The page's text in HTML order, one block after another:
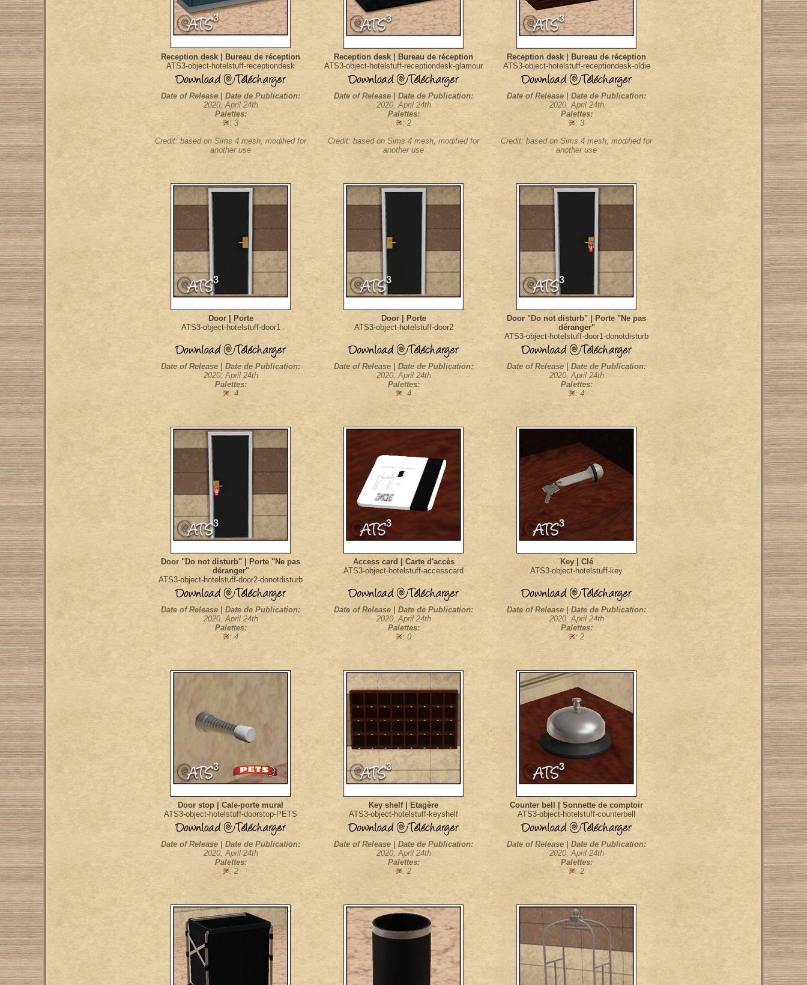
Reception desk | Bureau de réception
ATS3-object-hotelstuff-receptiondesk
Reception desk | Bureau de réception
ATS3-object-hotelstuff-receptiondesk-glamour
Reception desk | Bureau de réception
ATS3-object-hotelstuff-receptiondesk-oldie
Date of Release | Date de Publication:
2020, April 24th
Palettes:
: 3
Credit: based on Sims 4 mesh, modified for
another use
Date of Release | Date de Publication:
2020, April 24th
Palettes:
: 2
Credit: based on Sims 4 mesh, modified for
another use
Date of Release | Date de Publication:
2020, April 24th
Palettes:
: 3
Credit: based on Sims 4 mesh, modified for
another use
Door | Porte
ATS3-object-hotelstuff-door1
Door | Porte
ATS3-object-hotelstuff-door2
Door "Do not disturb" | Porte "Ne pas
déranger"
ATS3-object-hotelstuff-door1-donotdisturb
Date of Release | Date de Publication:
2020, April 24th
Palettes:
: 4
Date of Release | Date de Publication:
2020, April 24th
Palettes:
: 4
Date of Release | Date de Publication:
2020, April 24th
Palettes:
: 4
Door "Do not disturb" | Porte "Ne pas
déranger"
ATS3-object-hotelstuff-door2-donotdisturb
Access card | Carte d'accès
ATS3-object-hotelstuff-accesscard
Key | Clé
ATS3-object-hotelstuff-key
Date of Release | Date de Publication:
2020, April 24th
Palettes:
: 4
Date of Release | Date de Publication:
2020, April 24th
Palettes:
: 0
Date of Release | Date de Publication:
2020, April 24th
Palettes:
: 2
Door stop | Cale-porte mural
ATS3-object-hotelstuff-doorstop-PETS
Key shelf | Etagère
ATS3-object-hotelstuff-keyshelf
Counter bell | Sonnette de comptoir
ATS3-object-hotelstuff-counterbell
Date of Release | Date de Publication:
2020, April 24th
Palettes:
: 2
Date of Release | Date de Publication:
2020, April 24th
Palettes:
: 2
Date of Release | Date de Publication:
2020, April 24th
Palettes:
: 2